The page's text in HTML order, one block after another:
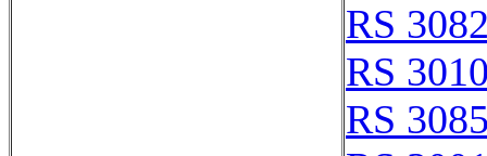
RS
RS
RS